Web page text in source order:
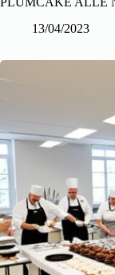
13/04/2023